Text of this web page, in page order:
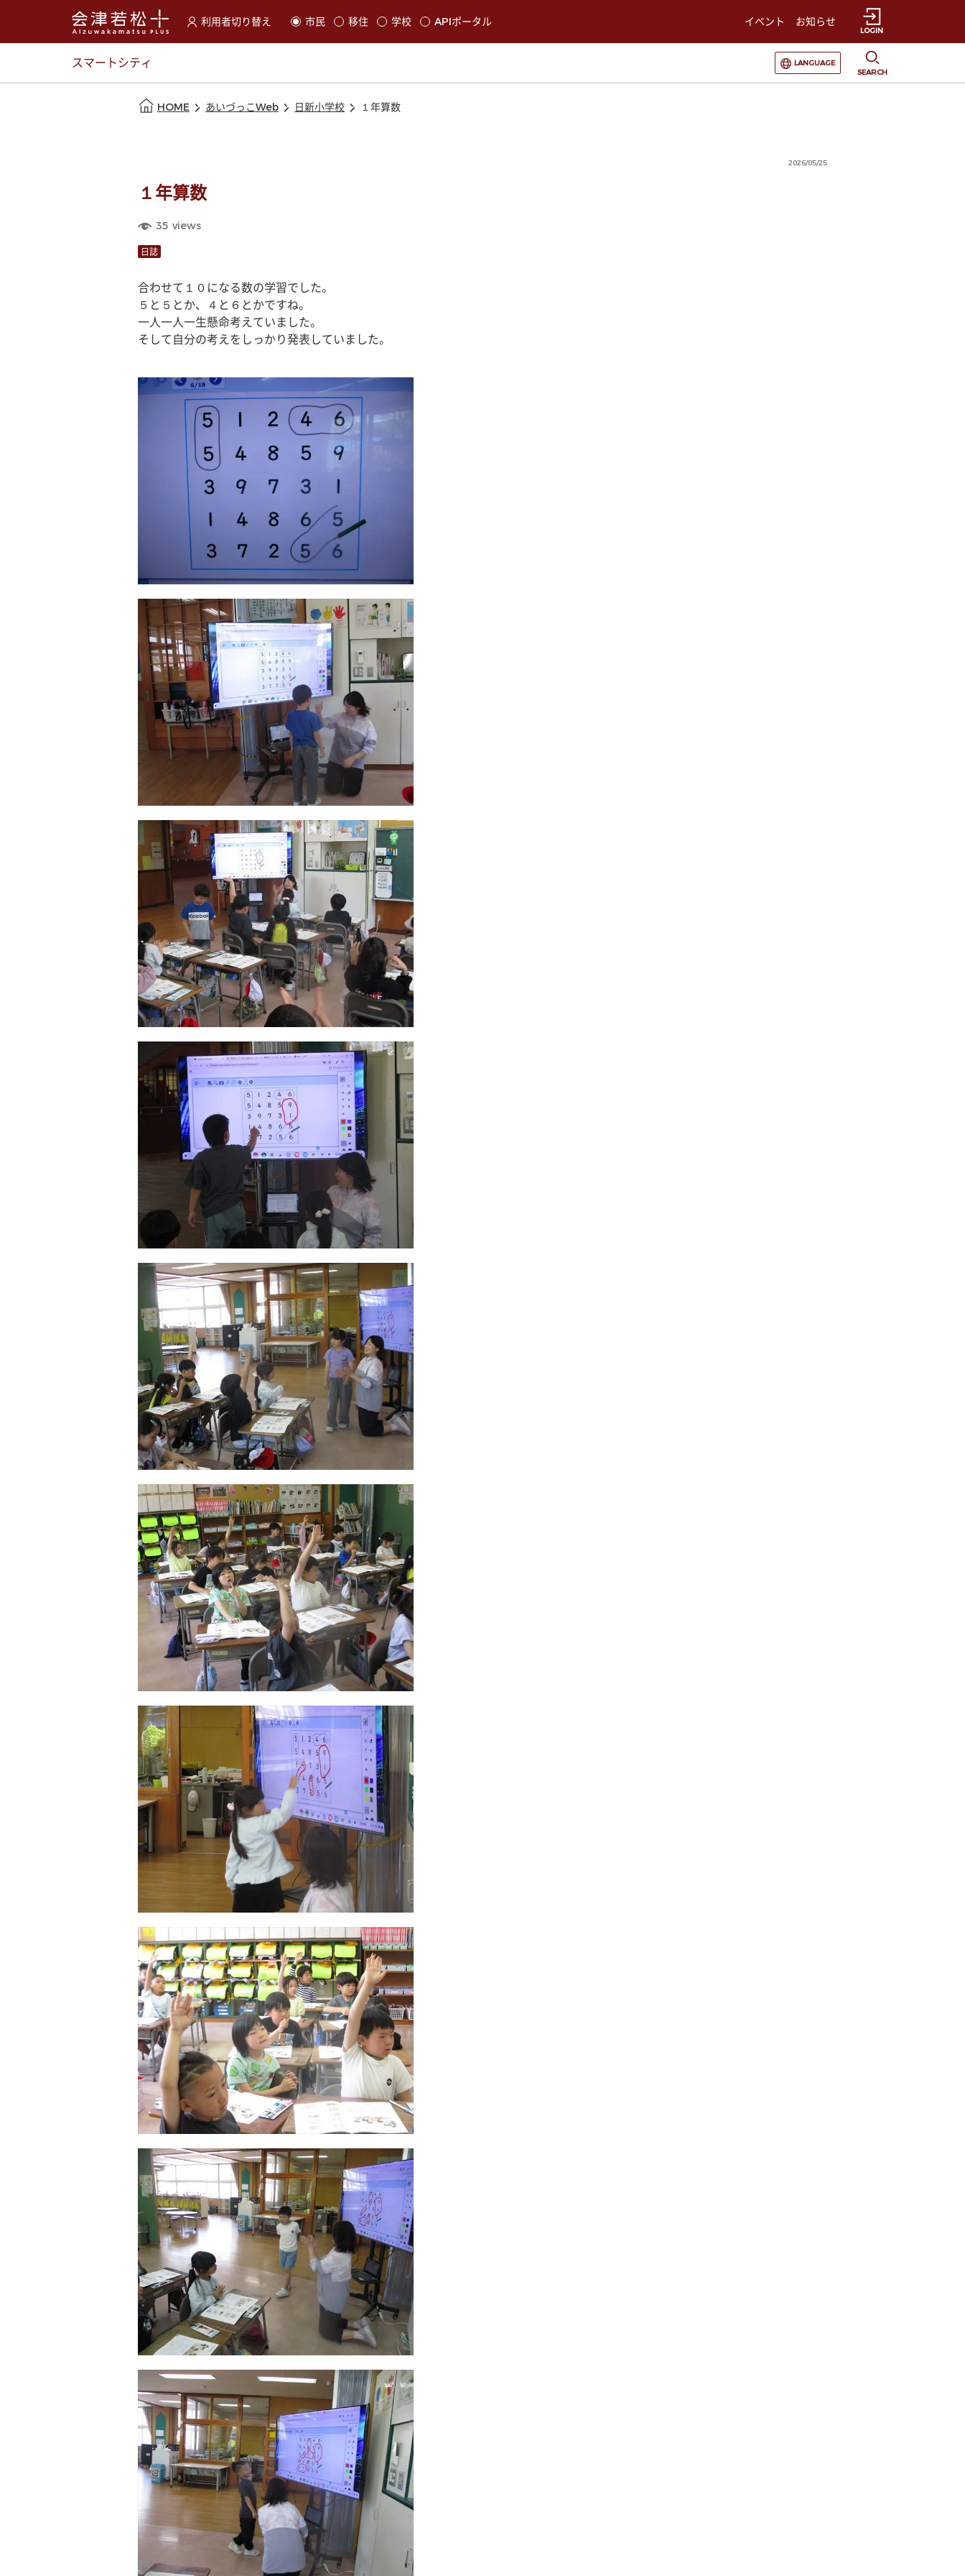
利用者切り替え
選択すると利用者の切替が発生します
市民 移住 学校 APIポータル イベント お知らせ
LOGIN
スマートシティ
選択すると言語の切替が発生します
LANGUAGE
SEARCH
HOME あいづっこWeb 日新小学校 １年算数
2026/05/25
１年算数
35 views
日誌
合わせて１０になる数の学習でした。
５と５とか、４と６とかですね。
一人一人一生懸命考えていました。
そして自分の考えをしっかり発表していました。